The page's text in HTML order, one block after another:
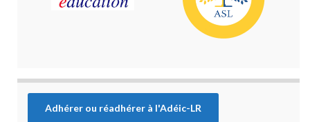
Adhérer ou réadhérer à l'Adéic-LR